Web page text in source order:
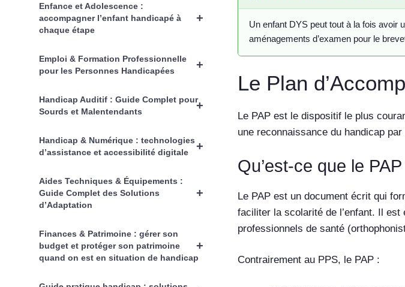
Un enfant DYS peut tout à la fois avoir
aménagements d’examen pour le
Le Plan
Le PAP est le dispositif le plus
une reconnaissance du handicap par
Qu’est-ce que le
Le PAP est un document écrit qui
faciliter la scolarité de l’enfant. Il
professionnels de santé
Contrairement au PPS, le PAP :
+
Enfance et Adolescence :
accompagner l’enfant handicapé à
chaque étape
+
Emploi & Formation Professionnelle
pour les Personnes Handicapées
+
Handicap Auditif : Guide Complet pour
Sourds et Malentendants
+
Handicap & Numérique : technologies
d’assistance et accessibilité digitale
+
Aides Techniques & Équipements :
Guide Complet des Solutions
d’Adaptation
+
Finances & Patrimoine : gérer son
budget et protéger son patrimoine
quand on est en situation de handicap